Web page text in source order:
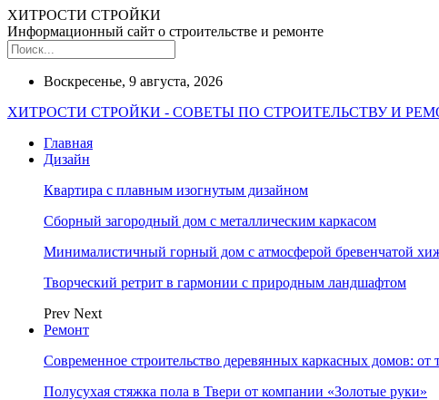
ХИТРОСТИ СТРОЙКИ
Информационный сайт о строительстве и ремонте
Воскресенье, 9 августа, 2026
ХИТРОСТИ СТРОЙКИ - СОВЕТЫ ПО СТРОИТЕЛЬСТВУ И
Главная
Дизайн
Квартира с плавным изогнутым дизайном
Сборный загородный дом с металлическим каркасом
Минималистичный горный дом с атмосферой бревенчатой
Творческий ретрит в гармонии с природным ландшафтом
Prev Next
Ремонт
Современное строительство деревянных каркасных домов:
Полусухая стяжка пола в Твери от компании «Золотые руки»